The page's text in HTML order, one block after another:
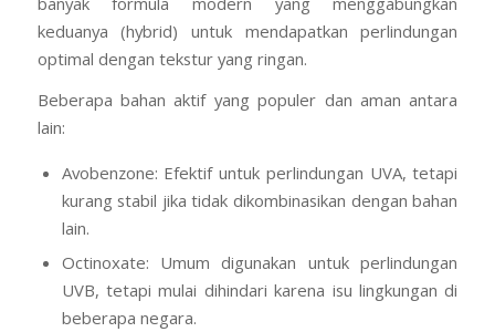
Tabir surya kimia bekerja dengan menyerap sinar UV,
sementara tabir surya fisik memantulkannya.Namun,
banyak formula modern yang menggabungkan
keduanya (hybrid) untuk mendapatkan perlindungan
optimal dengan tekstur yang ringan.
Beberapa bahan aktif yang populer dan aman antara
lain:
Avobenzone: Efektif untuk perlindungan UVA, tetapi
kurang stabil jika tidak dikombinasikan dengan bahan
lain.